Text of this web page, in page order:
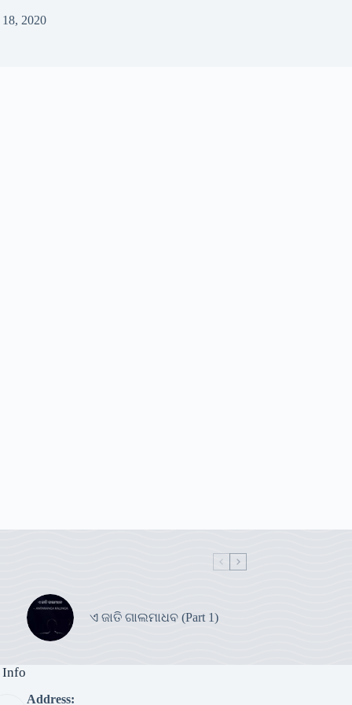
18, 2020
ଏ ଜାତି ଗାଲମାଧବ (Part 1)
Info
Address: